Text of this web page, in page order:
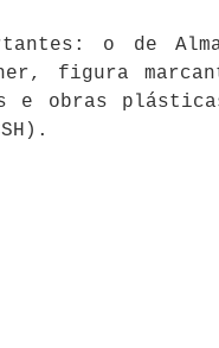
o de
figura
obras